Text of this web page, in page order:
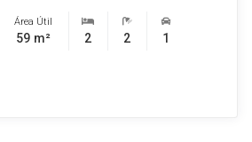
Área Útil
59 m² 2 2 1